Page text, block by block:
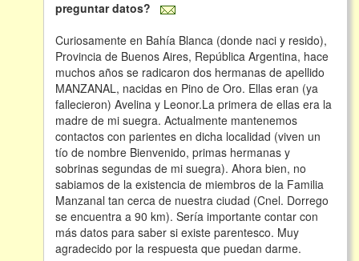
preguntar datos?
Curiosamente en Bahía Blanca (donde naci y resido),
Provincia de Buenos Aires, República Argentina, hace
muchos años se radicaron dos hermanas de apellido
MANZANAL, nacidas en Pino de Oro. Ellas eran (ya
fallecieron) Avelina y Leonor.La primera de ellas era la
madre de mi suegra. Actualmente mantenemos
contactos con parientes en dicha localidad (viven un
tío de nombre Bienvenido, primas hermanas y
sobrinas segundas de mi suegra). Ahora bien, no
sabiamos de la existencia de miembros de la Familia
Manzanal tan cerca de nuestra ciudad (Cnel. Dorrego
se encuentra a 90 km). Sería importante contar con
más datos para saber si existe parentesco. Muy
agradecido por la respuesta que puedan darme.